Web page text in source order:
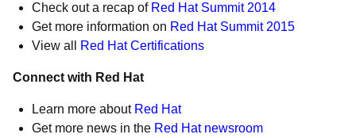
Check out a recap of Red Hat Summit 2014
Get more information on Red Hat Summit 2015
View all
Red Hat Certifications
Connect with Red Hat
Learn more about Red Hat
Get more news in the Red Hat newsroom